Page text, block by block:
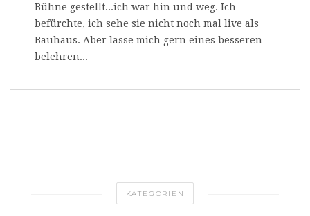
Bühne gestellt...ich war hin und weg. Ich
befürchte, ich sehe sie nicht noch mal live als
Bauhaus. Aber lasse mich gern eines besseren
belehren...
KATEGORIEN